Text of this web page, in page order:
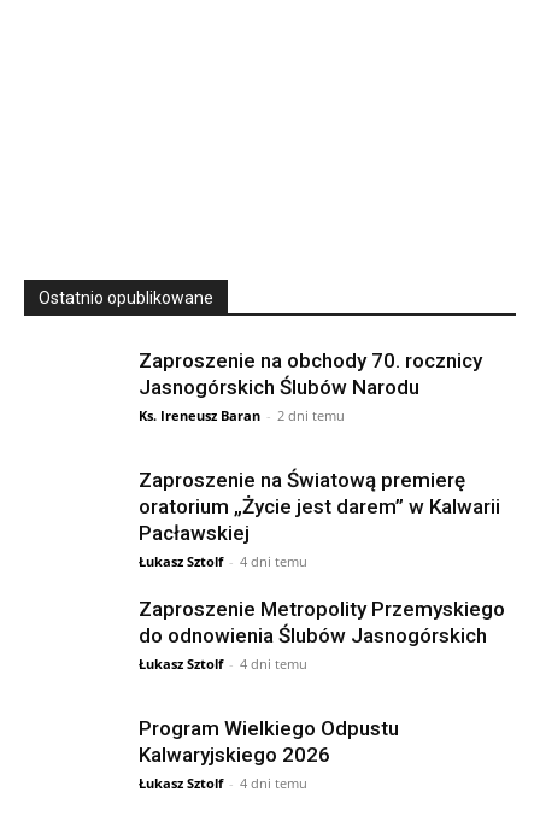
Ostatnio opublikowane
Zaproszenie na obchody 70. rocznicy
Jasnogórskich Ślubów Narodu
Ks. Ireneusz Baran - 2 dni temu
Zaproszenie na Światową premierę
oratorium „Życie jest darem” w Kalwarii
Pacławskiej
Łukasz Sztolf - 4 dni temu
Zaproszenie Metropolity Przemyskiego
do odnowienia Ślubów Jasnogórskich
Łukasz Sztolf - 4 dni temu
Program Wielkiego Odpustu
Kalwaryjskiego 2026
Łukasz Sztolf - 4 dni temu